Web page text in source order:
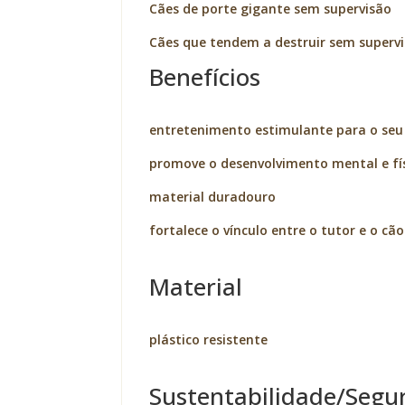
Cães de porte gigante sem supervisão
Cães que tendem a destruir sem
Benefícios
entretenimento estimulante para o seu
promove o desenvolvimento mental e
material duradouro
fortalece o vínculo entre o tutor e o cão
Material
plástico resistente
Sustentabilidade/